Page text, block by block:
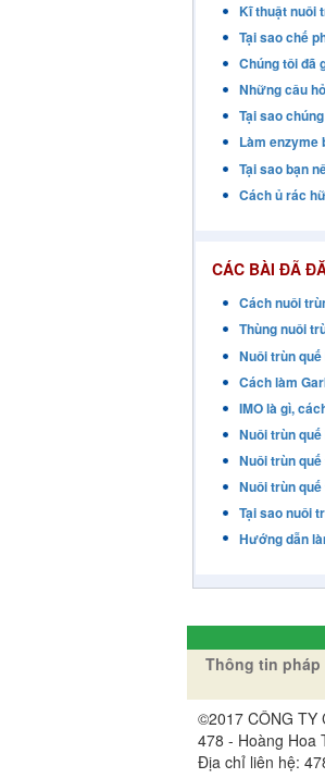
Kĩ thuật nuôi
Tại sao chế
Chúng tôi đã
Những câu
Tại sao
Làm enzyme
Tại sao bạn
Cách ủ rác
CÁC BÀI ĐÃ
Cách nuôi
Thùng nuôi
Nuôi trùn
Cách làm
IMO là gì,
Nuôi trùn
Nuôi trùn
Nuôi trùn
Tại sao nuôi
Hướng dẫn
Thông tin
©2017 CÔNG TY
478 - Hoàng Hoa
Địa chỉ liên hệ: